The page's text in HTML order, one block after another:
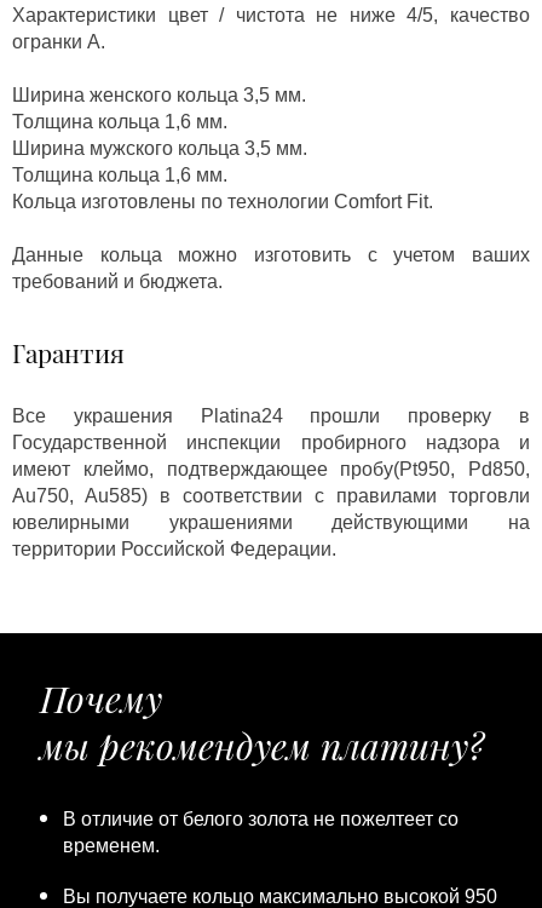
Характеристики цвет / чистота не ниже 4/5, качество
огранки А.
Ширина женского кольца 3,5 мм.
Толщина кольца 1,6 мм.
Ширина мужского кольца 3,5 мм.
Толщина кольца 1,6 мм.
Кольца изготовлены по технологии Соmfort Fit.
Данные кольца можно изготовить с учетом ваших
требований и бюджета.
Гарантия
Все украшения Platina24 прошли проверку в
Государственной инспекции пробирного надзора и
имеют клеймо, подтверждающее пробу(Pt950, Pd850,
Au750, Au585) в соответствии с правилами торговли
ювелирными украшениями действующими на
территории Российской Федерации.
Почему
мы рекомендуем платину?
В отличие от белого золота не пожелтеет со
временем.
Вы получаете кольцо максимально высокой 950